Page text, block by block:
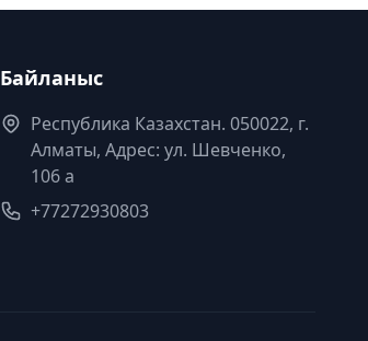
Байланыс
Республика Казахстан. 050022, г.
Алматы, Адрес: ул. Шевченко,
106 а
+77272930803